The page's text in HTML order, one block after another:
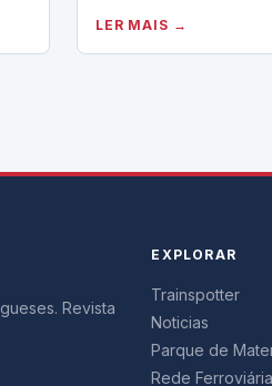
LER MAIS →
Revista
EXPLORAR
Trainspotter
Noticias
Parque de
Rede Ferroviária